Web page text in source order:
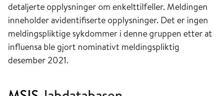
detaljerte opplysninger om enkelttilfeller. Meldingen
inneholder avidentifiserte opplysninger. Det er ingen
meldingspliktige sykdommer i denne gruppen etter at
influensa ble gjort nominativt meldingspliktig
desember 2021.